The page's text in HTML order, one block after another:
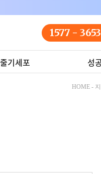
1577 - 3653
기세포 성
HOME -